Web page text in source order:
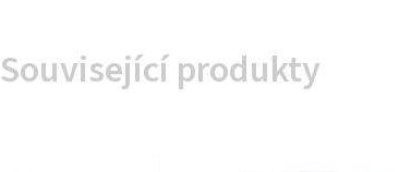
Související produkty